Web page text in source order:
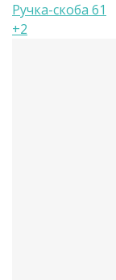
Ручка-скоба 61
+2